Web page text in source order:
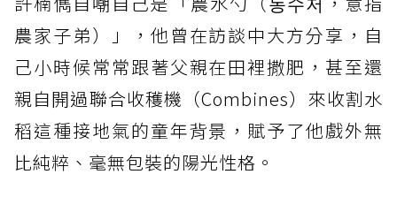
農家子弟）」，他曾在訪談中大方分享，自
己小時候常常跟著父親在田裡撒肥，甚至還
親自開過聯合收穫機（Combines）來收割水
稻這種接地氣的童年背景，賦予了他戲外無
比純粹、毫無包裝的陽光性格。